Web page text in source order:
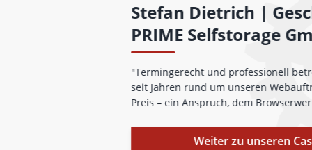
Stefan Dietrich | Geschäftsführer -
PRIME Selfstorage GmbH sagt:
"Termingerecht und professionell betreut Browserwerk uns
seit Jahren rund um unseren Webauftritt. Qualität zum fairen
Preis – ein Anspruch, dem Browserwerk gerecht wird."
Weiter zu unseren Case Studies